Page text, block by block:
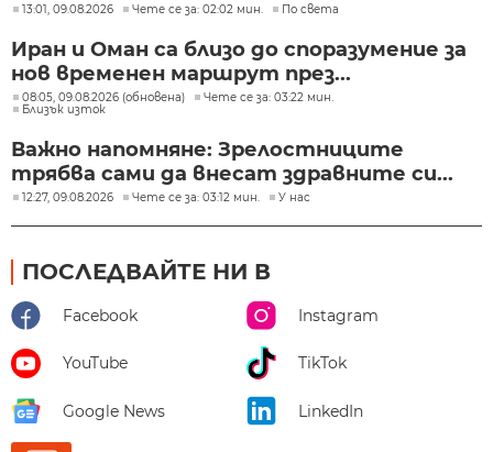
13:01, 09.08.2026 Чете се за: 02:02 мин. По света
Иран и Оман са близо до споразумение за
нов временен маршрут през...
08:05, 09.08.2026 (обновена)
Чете се за: 03:22 мин.
Близък изток
Важно напомняне: Зрелостниците
трябва сами да внесат здравните си...
12:27, 09.08.2026 Чете се за: 03:12 мин. У нас
ПОСЛЕДВАЙТЕ НИ В
Facebook Instagram
YouTube TikTok
Google News LinkedIn